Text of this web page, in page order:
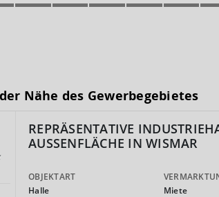
Nähe des Gewerbegebietes
REPRÄSENTATIVE
AUSSENFLÄCHE IN WISMAR
OBJEKTART
Halle
Miete